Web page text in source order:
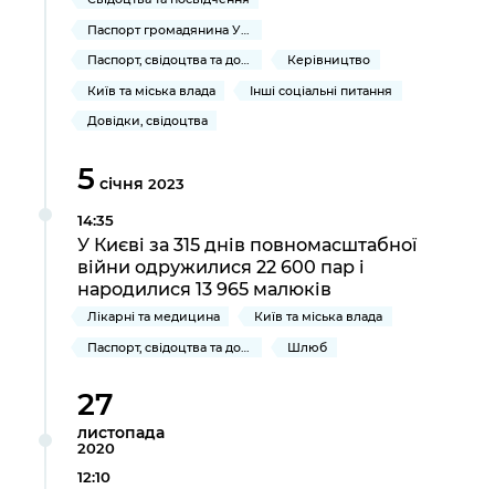
Підприємства, установи, організації
Kyiv International Relations
Річні звіти
Безбар'єрність
Київська міська військова адміністрація
Портал Захисників та Захисниць
Портал послуг
Міський застосунок Київ Цифровий
Важливе під час воєнного стану
Важливе під час воєнного стану
Про відкриті дані
Портал даних Києва
Публічні дашборди
Паспорт громадянина України
Паспорт, свідоцтва та довідки
Керівництво
Київ та міська влада
Інші соціальні питання
Довідки, свідоцтва
5 січня 2023
14:35
У Києві за 315 днів повномасштабної
війни одружилися 22 600 пар і
народилися 13 965 малюків
Лікарні та медицина
Київ та міська влада
Паспорт, свідоцтва та довідки
Шлюб
27
листопада
2020
12:10